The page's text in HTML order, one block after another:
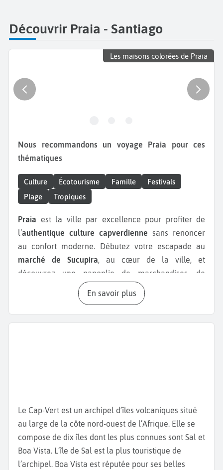
Découvrir Praia - Santiago
Les maisons colorées de Praia
Nous recommandons un voyage Praia pour ces
thématiques
Culture Écotourisme Famille
Festivals
Plage
Tropiques
Praia est la ville par excellence pour profiter de
l’authentique culture capverdienne sans renoncer
au confort moderne. Débutez votre escapade au
marché de Sucupira, au cœur de la ville, et
découvrez une panoplie de marchandises, de
produits frais ou encore de vêtements traditionnels.
C’est l’endroit idéal pour acheter un souvenir de
votre voyage. Promenez-vous dans lequartier du
vous tenter par le snorkeling, la planche à voile ou
le kayak. Rendez-vous sur laplace Alexandre
Albuquerque, bordée de nombreusesmaisons
coloniales,pour profiter du rythme animé de la
capitale. Visitez le musée Amilcar Cabral, afin d’en
En savoir plus
Le Cap-Vert est un archipel d’îles volcaniques situé
au large de la côte nord-ouest de l’Afrique. Elle se
compose de dix îles dont les plus connues sont Sal et
Boa Vista. L’île de Sal est la plus touristique de
l’archipel. Boa Vista est réputée pour ses belles